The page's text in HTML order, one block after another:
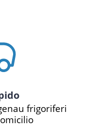
frigoriferi